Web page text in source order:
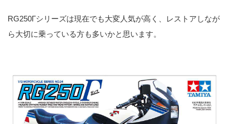
RG250Γシリーズは現在でも大変人気が高く、レストアしなが
ら大切に乗っている方も多いかと思います。